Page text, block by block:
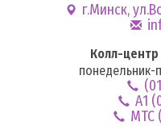
г.Минск,
Колл-
понедельник-
А1
MTC